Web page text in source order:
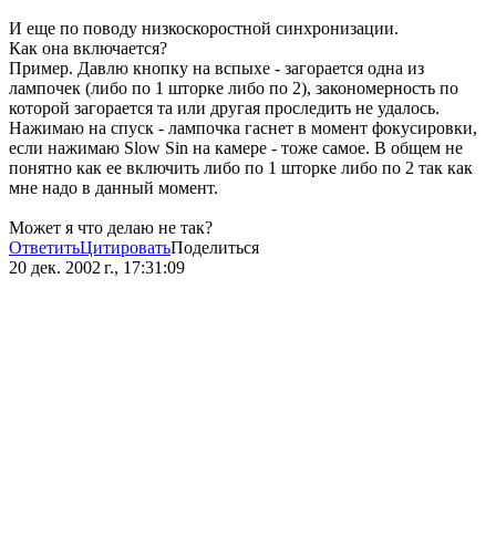
И еще по поводу низкоскоростной синхронизации.
Как она включается?
Пример. Давлю кнопку на вспыхе - загорается одна из
лампочек (либо по 1 шторке либо по 2), закономерность по
которой загорается та или другая проследить не удалось.
Нажимаю на спуск - лампочка гаснет в момент фокусировки,
если нажимаю Slow Sin на камере - тоже самое. В общем не
понятно как ее включить либо по 1 шторке либо по 2 так как
мне надо в данный момент.
Может я что делаю не так?
ОтветитьЦитироватьПоделиться
20 дек. 2002 г., 17:31:09